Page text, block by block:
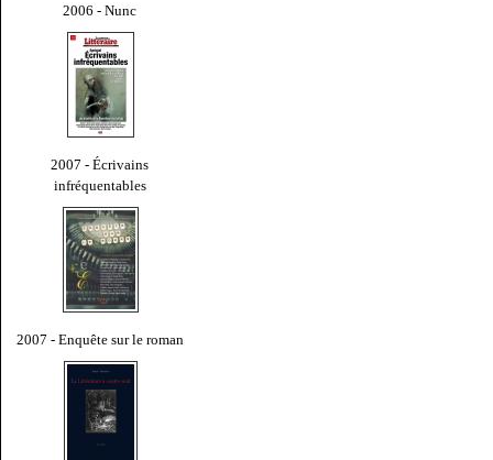
2006 - Nunc
2007 - Écrivains
infréquentables
2007 - Enquête sur le roman